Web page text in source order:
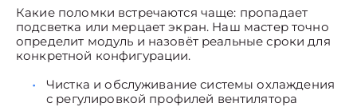
Какие поломки встречаются чаще: пропадает
подсветка или мерцает экран. Наш мастер точно
определит модуль и назовёт реальные сроки для
конкретной конфигурации.
Чистка и обслуживание системы охлаждения
с регулировкой профилей вентилятора